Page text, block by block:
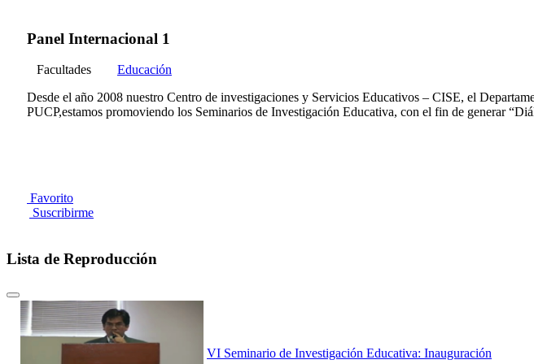
Panel Internacional 1
Facultades
Educación
Desde el año 2008 nuestro Centro de investigaciones y Servicios Educativos – CISE, el
PUCP,estamos promoviendo los Seminarios de Investigación Educativa, con el fin de generar
Favorito
Suscribirme
Lista de Reproducción
VI Seminario de Investigación Educativa: Inauguración